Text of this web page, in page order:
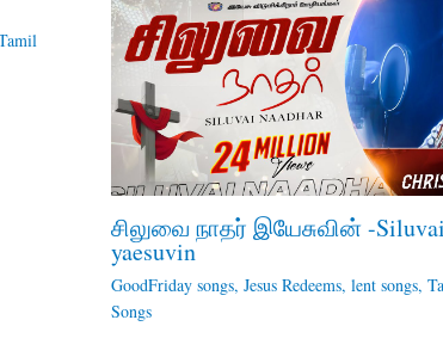
சிலுவை நாதர் இயேசுவின் -
yaesuvin
GoodFriday songs, Jesus Redeems, lent songs,
Songs